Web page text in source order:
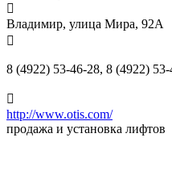

Владимир, улица Мира, 92А

8 (4922) 53-46-28, 8 (4922)

http://www.otis.com/
продажа и установка лифтов